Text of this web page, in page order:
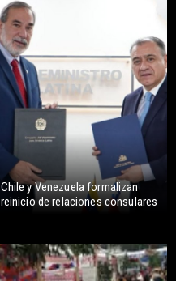
Chile y Venezuela formalizan
reinicio de relaciones consulares